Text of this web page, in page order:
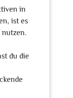
in
ist es
nutzen.
du die